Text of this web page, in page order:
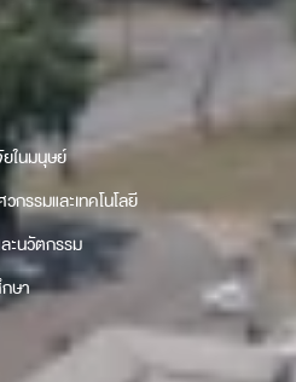
ในมนุษย์
กรรมและเทคโนโลยี
ะนวัตกรรม
ษา